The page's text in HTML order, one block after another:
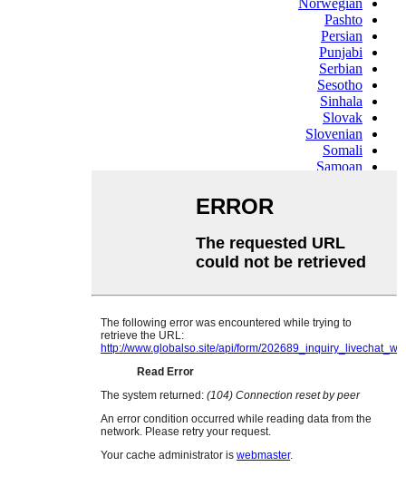
Pashto
Persian
Punjabi
Serbian
Sesotho
Sinhala
Slovak
Slovenian
Somali
Samoan
Swahili
Tajik
Telugu
Ukrainian
Urdu
Welsh
Xhosa
Yiddish